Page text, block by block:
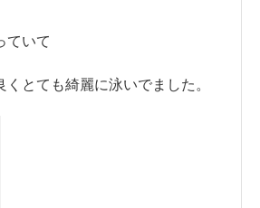
ていて
くとても綺麗に泳いでました。